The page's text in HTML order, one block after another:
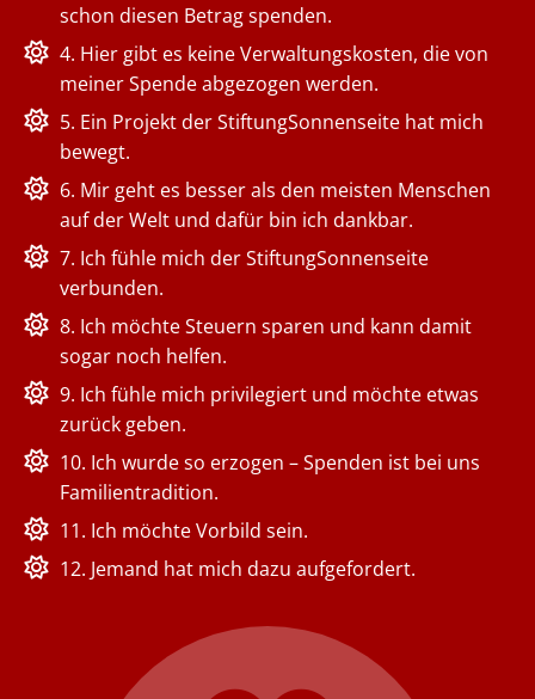
schon diesen Betrag spenden.
4. Hier gibt es keine Verwaltungskosten, die von
meiner Spende abgezogen werden.
5. Ein Projekt der StiftungSonnenseite hat mich
bewegt.
6. Mir geht es besser als den meisten Menschen
auf der Welt und dafür bin ich dankbar.
7. Ich fühle mich der StiftungSonnenseite
verbunden.
8. Ich möchte Steuern sparen und kann damit
sogar noch helfen.
9. Ich fühle mich privilegiert und möchte etwas
zurück geben.
10. Ich wurde so erzogen – Spenden ist bei uns
Familientradition.
11. Ich möchte Vorbild sein.
12. Jemand hat mich dazu aufgefordert.